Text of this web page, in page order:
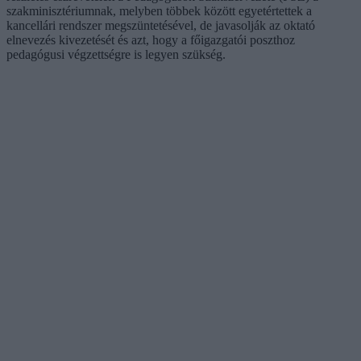
szakminisztériumnak, melyben többek között egyetértettek a
kancellári rendszer megszüntetésével, de javasolják az oktató
elnevezés kivezetését és azt, hogy a főigazgatói poszthoz
pedagógusi végzettségre is legyen szükség.